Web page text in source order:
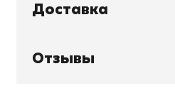
Доставка
Отзывы